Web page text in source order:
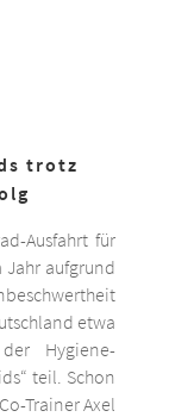
trotz
Ausfahrt für
aufgrund
etwa
Hygiene-
teil. Schon
Trainer Axel